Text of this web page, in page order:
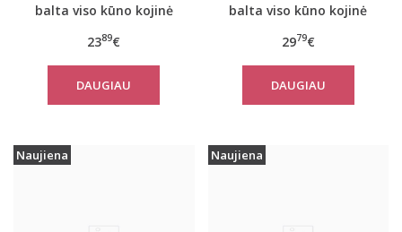
balta viso kūno kojinė
2389€
DAUGIAU
balta viso kūno kojinė
2979€
DAUGIAU
Naujiena Naujiena